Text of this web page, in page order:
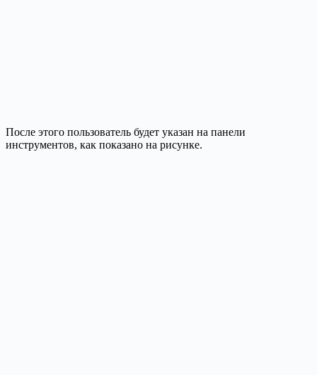
После этого пользователь будет указан на панели
инструментов, как показано на рисунке.